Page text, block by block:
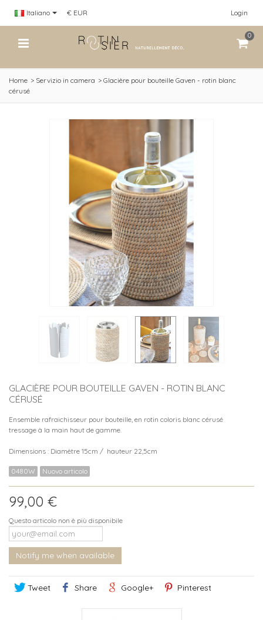
Italiano Login
€ EUR
0
Home > Servizio in camera > Glacière pour bouteille Gaven - rotin blanc
cérusé
GLACIÈRE POUR BOUTEILLE GAVEN - ROTIN BLANC
CÉRUSÉ
Ensemble rafraichisseur pour bouteille, en rotin coloris blanc cérusé
tressage à la main haut de gamme.
Dimensions : Diamètre 15cm / hauteur 22,5cm
0480W Nuovo articolo
99,00 €
Questo articolo non è più disponibile
Notify me when available
Tweet Share Google+ Pinterest